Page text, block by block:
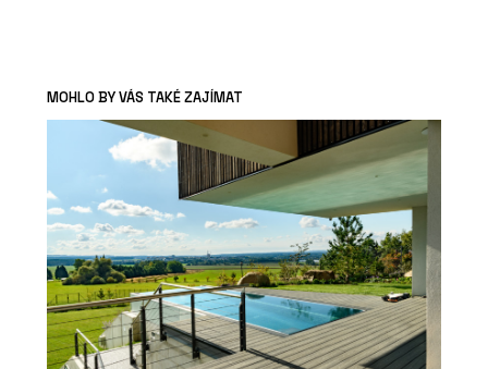
MOHLO BY VÁS TAKÉ ZAJÍMAT